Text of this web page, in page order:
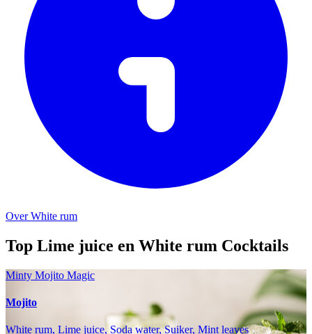
Over White rum
Top Lime juice en White rum Cocktails
Minty Mojito Magic
Mojito
White rum, Lime juice, Soda water, Suiker, Mint leaves